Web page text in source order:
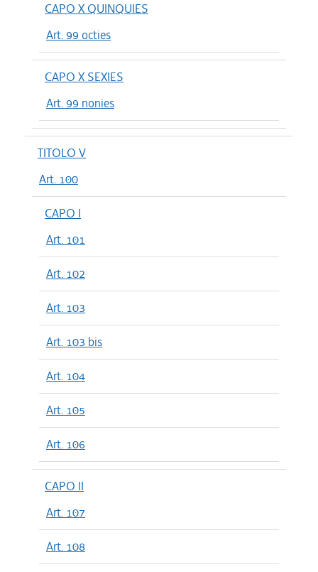
CAPO X QUINQUIES
Art. 99 octies
CAPO X SEXIES
Art. 99 nonies
TITOLO V
Art. 100
CAPO I
Art. 101
Art. 102
Art. 103
Art. 103 bis
Art. 104
Art. 105
Art. 106
CAPO II
Art. 107
Art. 108